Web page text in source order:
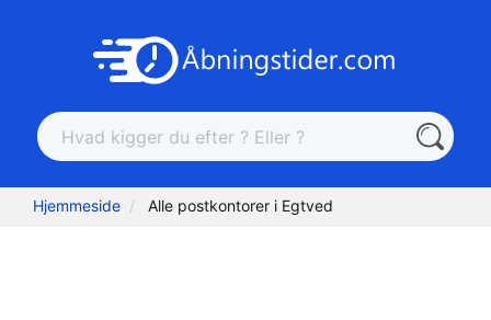
Hjemmeside Alle postkontorer i Egtved